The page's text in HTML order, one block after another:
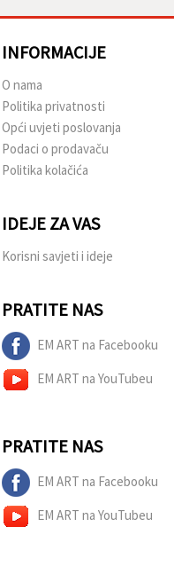
INFORMACIJE
O nama
Politika privatnosti
Opći uvjeti poslovanja
Podaci o prodavaču
Politika kolačića
IDEJE ZA VAS
Korisni savjeti i ideje
PRATITE NAS
EM ART na Facebooku
EM ART na YouTubeu
PRATITE NAS
EM ART na Facebooku
EM ART na YouTubeu